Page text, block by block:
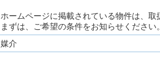
ホームページに掲載されている物件は、取
まずは、ご希望の条件をお知らせください
媒介